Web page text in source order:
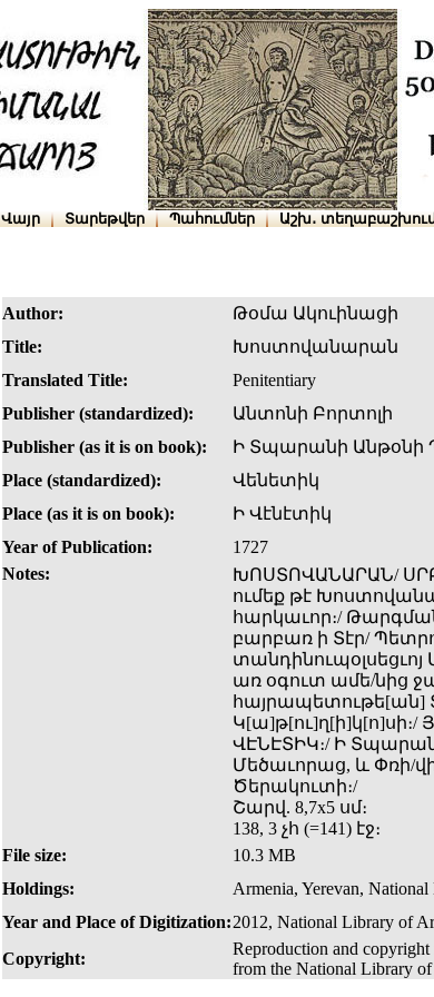
Վայր Տարեթվեր Պահումներ Աշխ․
Author:
Թօմա Ակուինացի
Title:
Խոստովանարան
Translated Title:
Penitentiary
Publisher (standardized):
Անտոնի Բորտոլի
Publisher (as it is on book):
Ի Տպարանի Անթօնի
Place (standardized):
Վենետիկ
Place (as it is on book):
Ի Վէնէտիկ
Year of Publication:
1727
Notes:
ԽՈՍՏՈՎԱՆԱՐԱՆ/
ումեք թէ
հարկաւոր։/
բարբառ ի Տէր/
առ օգուտ ամե­/նից
հայրապետութե[ան]
Կ[ա]թ[ու]ղ[ի]կ[ո]սի։/
ՎԷՆԷՏԻԿ։/ Ի
Մեծաւորաց, և Փռի­/
Ծերակուտի։/
Շարվ. 8,7x5 սմ։
138, 3 չհ (=141) էջ։
File size:
10.3 MB
Holdings:
Armenia, Yerevan,
Year and Place of Digitization:2012, National Library of
Copyright:
Reproduction and
from the National Library